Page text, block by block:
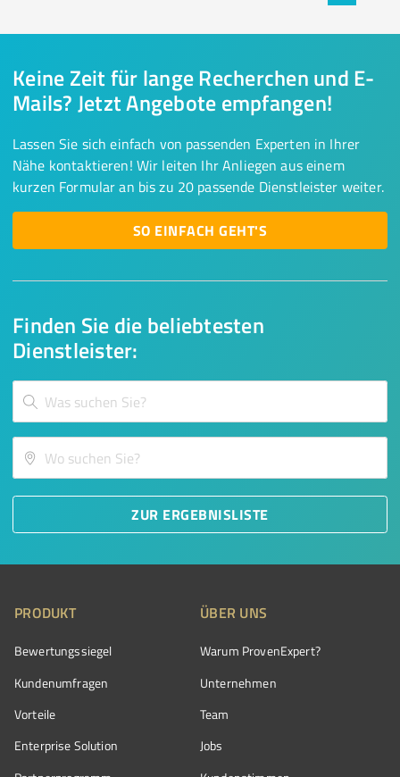
Finden Sie die beliebtesten
Dienstleister:
ZUR ERGEBNISLISTE
Keine Zeit für lange Recherchen und E-
Mails? Jetzt Angebote empfangen!
Lassen Sie sich einfach von passenden Experten in Ihrer
Nähe kontaktieren! Wir leiten Ihr Anliegen aus einem
kurzen Formular an bis zu 20 passende Dienstleister weiter.
SO EINFACH GEHT'S
PRODUKT
Bewertungssiegel
Kundenumfragen
Vorteile
Enterprise Solution
ÜBER UNS
Warum ProvenExpert?
Unternehmen
Team
Jobs